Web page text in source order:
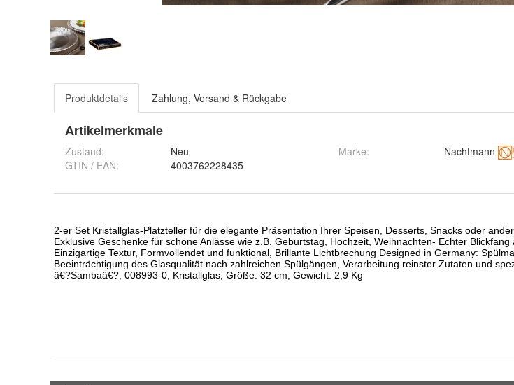
Produktdetails Zahlung, Versand & Rückgabe
Artikelmerkmale
Zustand:
Neu
GTIN / EAN:
4003762228435
Marke: Nachtmann